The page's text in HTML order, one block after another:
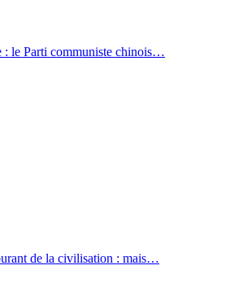
: le Parti communiste chinois…
de la civilisation : mais…